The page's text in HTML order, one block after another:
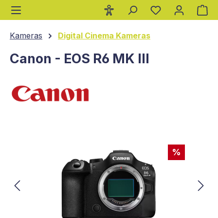
springen
Kameras Digital Cinema Kameras
Canon - EOS R6 MK III
%